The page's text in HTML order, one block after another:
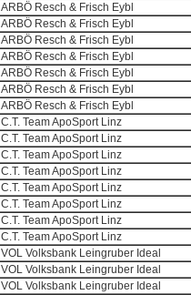
ARBÖ Resch & Frisch Eybl
ARBÖ Resch & Frisch Eybl
ARBÖ Resch & Frisch Eybl
ARBÖ Resch & Frisch Eybl
ARBÖ Resch & Frisch Eybl
ARBÖ Resch & Frisch Eybl
ARBÖ Resch & Frisch Eybl
C.T. Team ApoSport Linz
C.T. Team ApoSport Linz
C.T. Team ApoSport Linz
C.T. Team ApoSport Linz
C.T. Team ApoSport Linz
C.T. Team ApoSport Linz
C.T. Team ApoSport Linz
C.T. Team ApoSport Linz
VOL Volksbank Leingruber Ideal
VOL Volksbank Leingruber Ideal
VOL Volksbank Leingruber Ideal